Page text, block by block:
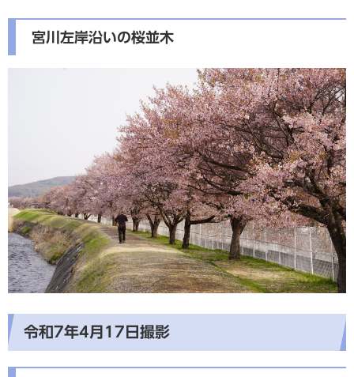
宮川左岸沿いの桜並木
令和7年4月17日撮影